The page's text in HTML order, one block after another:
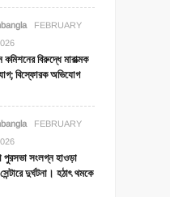
FEBRUARY
কমিশনের বিরুদ্ধে মারাত্মক
বিস্ফোরক অভিযোগ
FEBRUARY
পুরসভা সংলগ্ন হাওড়া
দুর্ঘটনা। হঠাৎ থমকে